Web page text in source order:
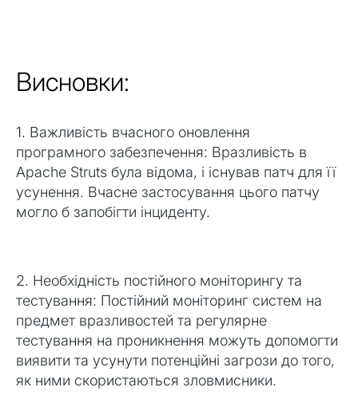
Висновки:
1. Важливість вчасного оновлення
програмного забезпечення: Вразливість в
Apache Struts була відома, і існував патч для її
усунення. Вчасне застосування цього патчу
могло б запобігти інциденту.
2. Необхідність постійного моніторингу та
тестування: Постійний моніторинг систем на
предмет вразливостей та регулярне
тестування на проникнення можуть допомогти
виявити та усунути потенційні загрози до того,
як ними скористаються зловмисники.